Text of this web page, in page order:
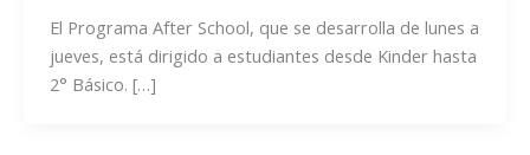
El Programa After School, que se desarrolla de lunes a
jueves, está dirigido a estudiantes desde Kinder hasta
2° Básico. […]